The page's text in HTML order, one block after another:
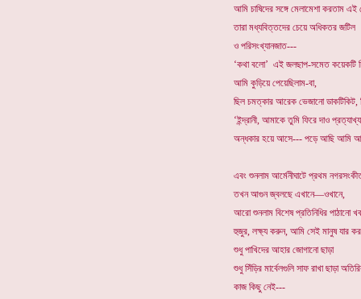
আমি চাষিদের সঙ্গে মেলামেশা করতাম এই
তারা মধ্যবিত্তদের চেয়ে অধিকতর জটিল
ও পরিসংখ্যানজাত---
‘কথা বলো’ এই জলছাপ-সমেত কয়েকটি
আমি কুড়িয়ে পেয়েছিলাম-বা,
ছিল চমত্কার আরেক ভেজানো
‘ইন্দ্রানী, আমাকে তুমি ফিরে দাও
অন্ধকার হয়ে আসে--- পড়ে আছি আমি আর
এবং শুনলাম আর্মেনীঘাটে প্রথম
তখন আগুন জ্বলছে এখানে—ওখানে,
আরো শুনলাম বিশেষ প্রতিনিধির পাঠানো
হুজুর, লক্ষ্য করুন, আমি সেই মানুষ যার
শুধু পাখিদের আহার জোগানো ছাড়া
শুধু সিঁড়ির মার্বেলগুলি সাফ রাখা ছাড়া
কাজ কিছু নেই---